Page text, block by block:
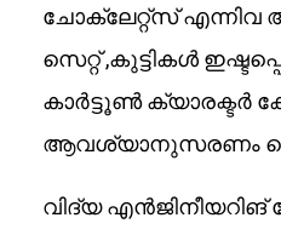
ചോക്ലേറ്റ്സ് എന്നിവ
സെറ്റ് ,കുട്ടികൾ
കാർട്ടൂൺ ക്യാരക്ടർ
ആവശ്യാനുസരണം
വിദ്യ എൻജിനീയറിങ്